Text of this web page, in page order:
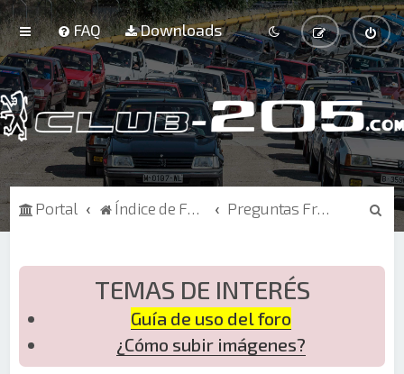
FAQ Downloads
Portal Índice de Foros Preguntas Frecuentes
B
TEMAS DE INTERÉS
Guía de uso del foro
¿Cómo subir imágenes?